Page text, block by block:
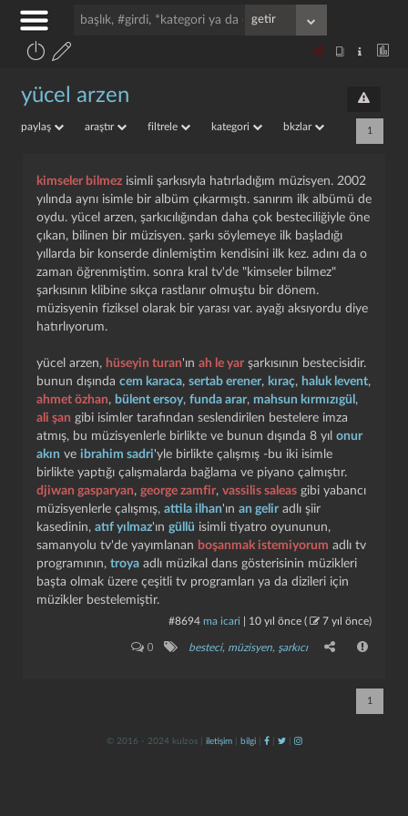
yücel arzen
paylaş araştır filtrele kategori bkzlar 1
kimseler bilmez isimli şarkısıyla hatırladığım müzisyen. 2002
yılında aynı isimle bir albüm çıkarmıştı. sanırım ilk albümü de
oydu. yücel arzen, şarkıcılığından daha çok besteciliğiyle öne
çıkan, bilinen bir müzisyen. şarkı söylemeye ilk başladığı
yıllarda bir konserde dinlemiştim kendisini ilk kez. adını da o
zaman öğrenmiştim. sonra kral tv'de "kimseler bilmez"
şarkısının klibine sıkça rastlanır olmuştu bir dönem.
müzisyenin fiziksel olarak bir yarası var. ayağı aksıyordu diye
hatırlıyorum.
yücel arzen, hüseyin turan'ın ah le yar şarkısının bestecisidir.
bunun dışında cem karaca, sertab erener, kıraç, haluk levent,
ahmet özhan, bülent ersoy, funda arar, mahsun kırmızıgül ,
ali şan gibi isimler tarafından seslendirilen bestelere imza
atmış, bu müzisyenlerle birlikte ve bunun dışında 8 yıl onur
akın ve ibrahim sadri'yle birlikte çalışmış -bu iki isimle
birlikte yaptığı çalışmalarda bağlama ve piyano çalmıştır.
djiwan gasparyan, george zamfir, vassilis saleas gibi yabancı
müzisyenlerle çalışmış, attila ilhan'ın an gelir adlı şiir
kasedinin, atıf yılmaz'ın güllü isimli tiyatro oyununun,
samanyolu tv'de yayımlanan boşanmak istemiyorum adlı tv
programının, troya adlı müzikal dans gösterisinin müzikleri
başta olmak üzere çeşitli tv programları ya da dizileri için
müzikler bestelemiştir.
#8694 ma icari 10 yıl önce ( 7 yıl önce)
0 besteci, müzisyen, şarkıcı
1
kapat kaydet
© 2016 - 2024 kulzos | iletişim| bilgi| | |